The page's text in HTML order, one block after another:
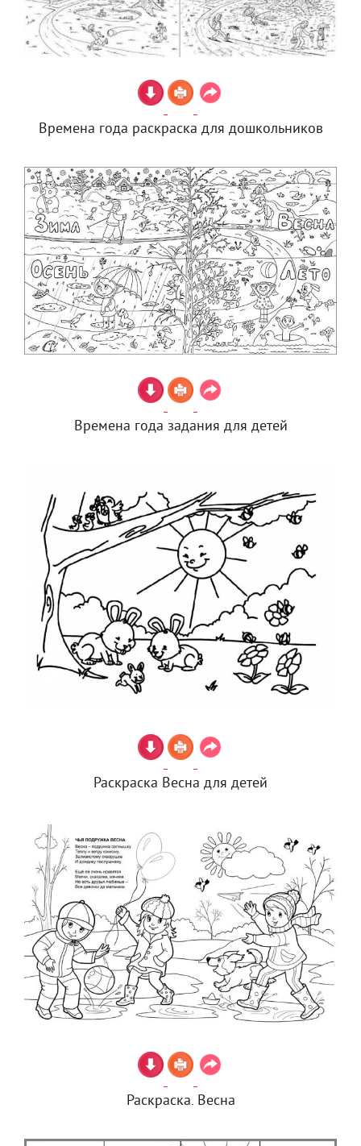
Времена года раскраска для дошкольников
Времена года задания для детей
Раскраска Весна для детей
Раскраска. Весна